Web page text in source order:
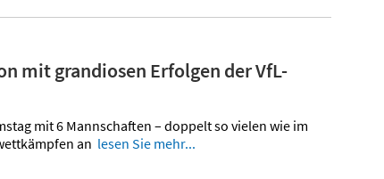
mit grandiosen Erfolgen der VfL-
mit 6 Mannschaften – doppelt so vielen wie im
an lesen Sie mehr...